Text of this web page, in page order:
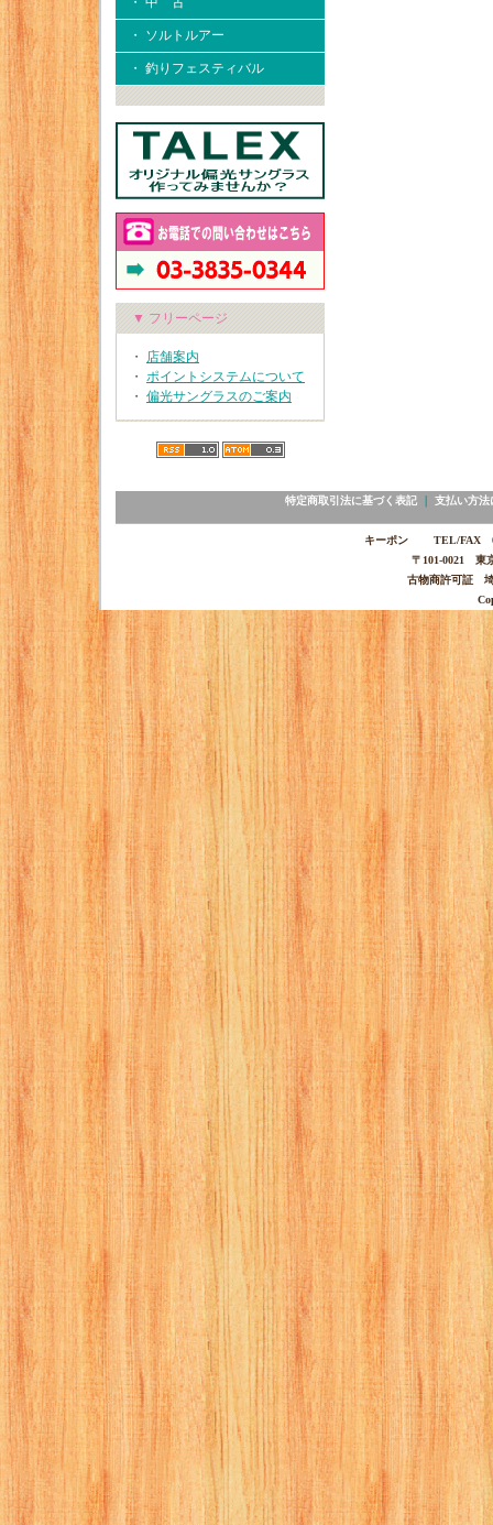
・ ソルトルアー
・ 釣りフェスティバル
▼ フリーページ
・ 店舗案内
・ ポイントシステムについて
・ 偏光サングラスのご案内
特定商取引法に基づく表記｜ 支払い方法
キーポン TEL/FAX
〒101-0021 東
古物商許可証